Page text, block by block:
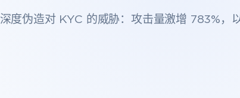
深度伪造对 KYC 的威胁：攻击量激增 783%，